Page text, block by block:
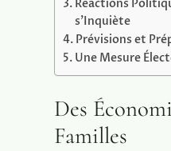
Réactions
s’Inquiète
Prévisions et
Une Mesure
Des
Familles